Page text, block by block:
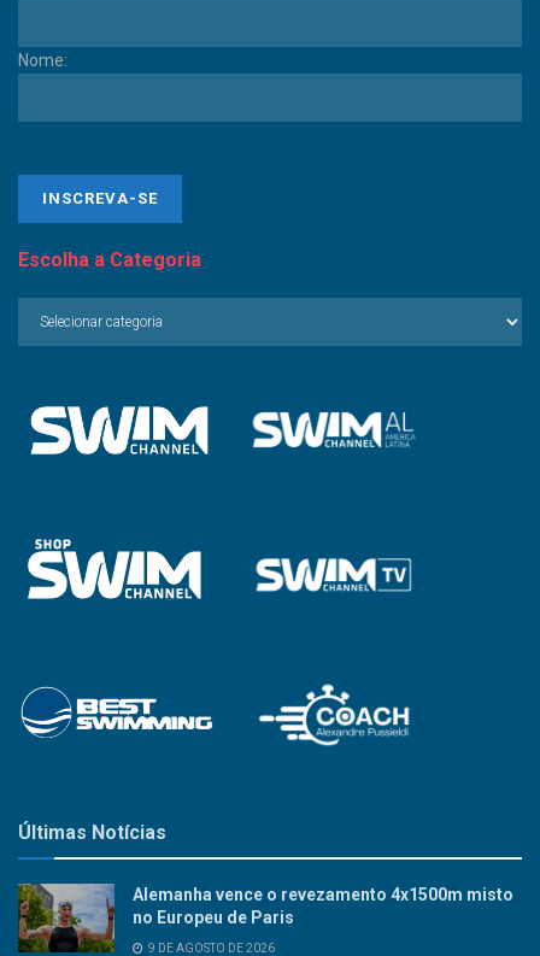
Nome:
Escolha a Categoria
Escolha
Últimas Notícias
Alemanha vence o revezamento 4x1500m misto
no Europeu de Paris
9 DE AGOSTO DE 2026